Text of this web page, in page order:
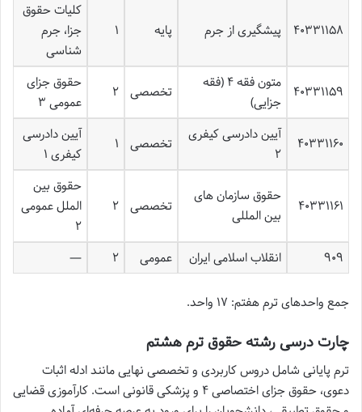
۴۰۳۳۱۱۵۸ پیشگیری از جرم پایه ۱
کلیات حقوق
جزا، جرم
شناسی
۴۰۳۳۱۱۵۹
متون فقه ۴ (فقه
جزایی)
تخصصی ۲
حقوق جزای
عمومی ۳
۴۰۳۳۱۱۶۰
آیین دادرسی کیفری
۲
تخصصی ۱
آیین دادرسی
کیفری ۱
۴۰۳۳۱۱۶۱
حقوق سازمان های
بین المللی
تخصصی ۲
حقوق بین
الملل عمومی
۲
۹۰۹
انقلاب اسلامی ایران عمومی ۲ —
جمع واحدهای ترم هفتم: ۱۷ واحد.
چارت درسی رشته حقوق ترم هشتم
ترم پایانی شامل دروس کاربردی و تخصصی نهایی مانند ادله اثبات
دعوی، حقوق جزای اختصاصی ۴ و پزشکی قانونی است. کارآموزی قضایی